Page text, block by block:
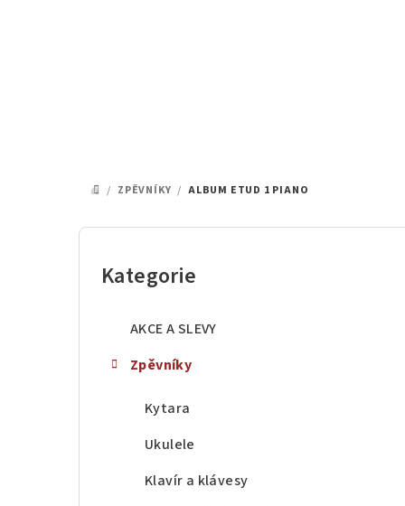
DOMŮ
/ ZPĚVNÍKY / ALBUM ETUD 1 PIANO
P
Přeskočit
Kategorie
AKCE A SLEVY
Zpěvníky
Kytara
Ukulele
Klavír a klávesy